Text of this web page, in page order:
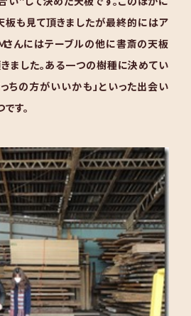
板も見て頂きましたが最終的にはア
さんにはテーブルの他に書斎の天板
ました。ある一つの樹種に決めてい
ちの方がいいかも」といった出会い
す。